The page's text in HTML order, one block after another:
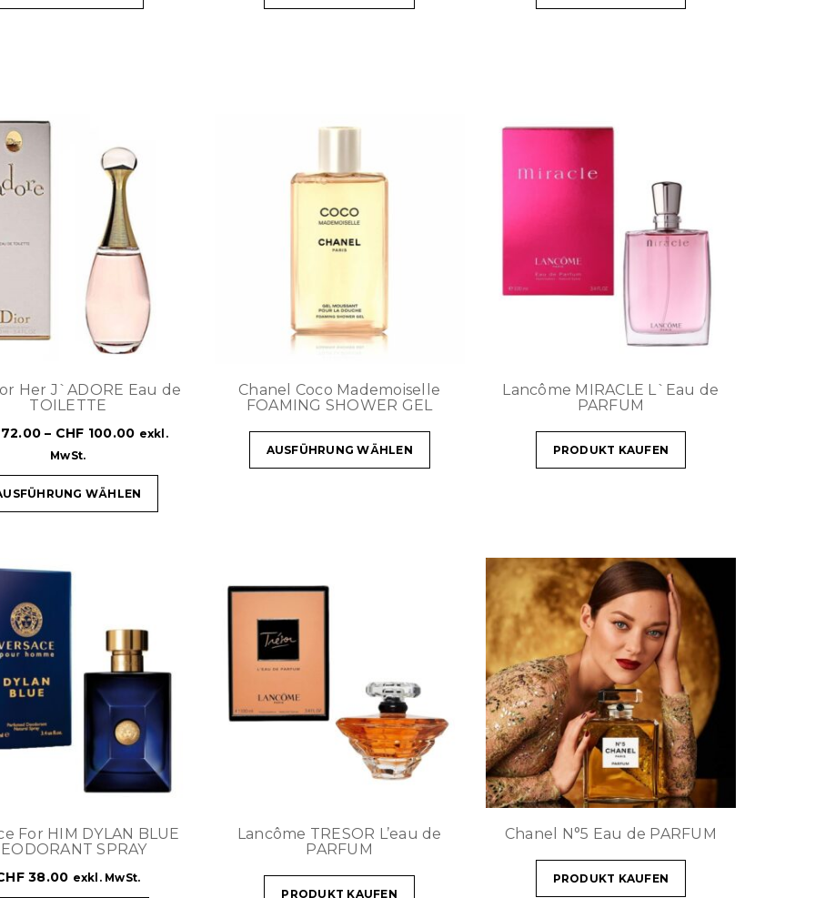
Her J`ADORE Eau de
TOILETTE
– CHF 100.00 exkl.
MwSt.
WÄHLEN
Chanel Coco Mademoiselle
FOAMING SHOWER GEL
AUSFÜHRUNG WÄHLEN
Lancôme MIRACLE L`Eau de
PARFUM
PRODUKT KAUFEN
For HIM DYLAN BLUE
SPRAY
38.00 exkl. MwSt.
Lancôme TRESOR L’eau de
PARFUM
PRODUKT KAUFEN
Chanel N°5 Eau de PARFUM
PRODUKT KAUFEN